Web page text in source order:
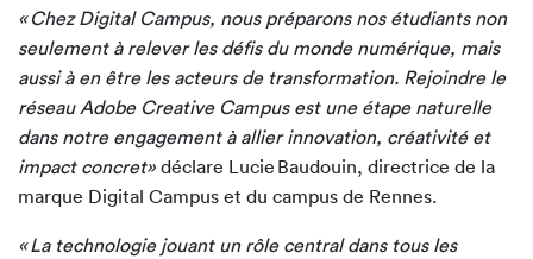
« Chez Digital Campus, nous préparons nos étudiants non
seulement à relever les défis du monde numérique, mais
aussi à en être les acteurs de transformation. Rejoindre le
réseau Adobe Creative Campus est une étape naturelle
dans notre engagement à allier innovation, créativité et
impact concret» déclare Lucie Baudouin, directrice de la
marque Digital Campus et du campus de Rennes.
« La technologie jouant un rôle central dans tous les